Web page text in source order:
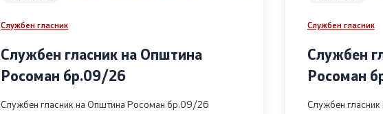
Службен гласник
Службен гласник на Општина
Росоман бр.09/26
Службен гласник на Општина Росоман бр.09/26
Службен гласник
Службен
Росоман
Службен